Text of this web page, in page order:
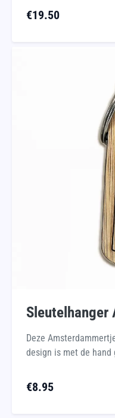
€19.50
Sleutelhanger
Deze
design is met de hand
€8.95